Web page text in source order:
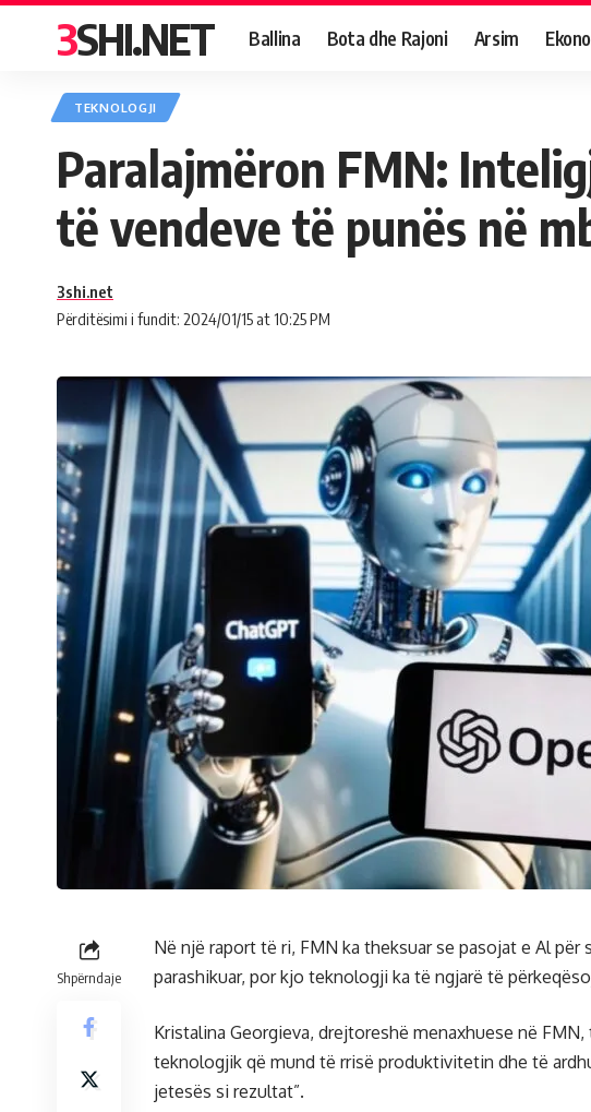
3SHI.NET Ballina Bota dhe Rajoni Arsim
TEKNOLOGJI
Paralajmëron FMN:
të vendeve të punës në
Përditësimi i fundit: 2024/01/15 at 10:25 PM
3shi.net
Shpërndaje
Në një raport të ri, FMN ka theksuar se pasojat e Al
parashikuar, por kjo teknologji ka të ngjarë të
Kristalina Georgieva, drejtoreshë menaxhuese në
teknologjik që mund të rrisë produktivitetin dhe të
jetesës si rezultat”.